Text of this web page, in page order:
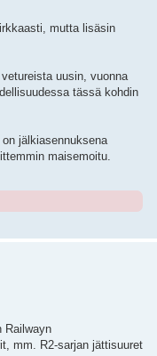
mutta lisäsin
uusin, vuonna
tässä kohdin
jälkiasennuksena
maisemoitu.
Railwayn
mm. R2-sarjan jättisuuret